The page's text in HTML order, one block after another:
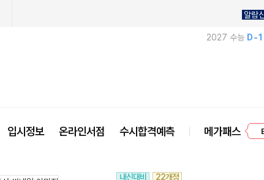
알람
2027 수능 D-
입시정보 온라인서점 수시합격예측 메가패스
내신대비 22개정